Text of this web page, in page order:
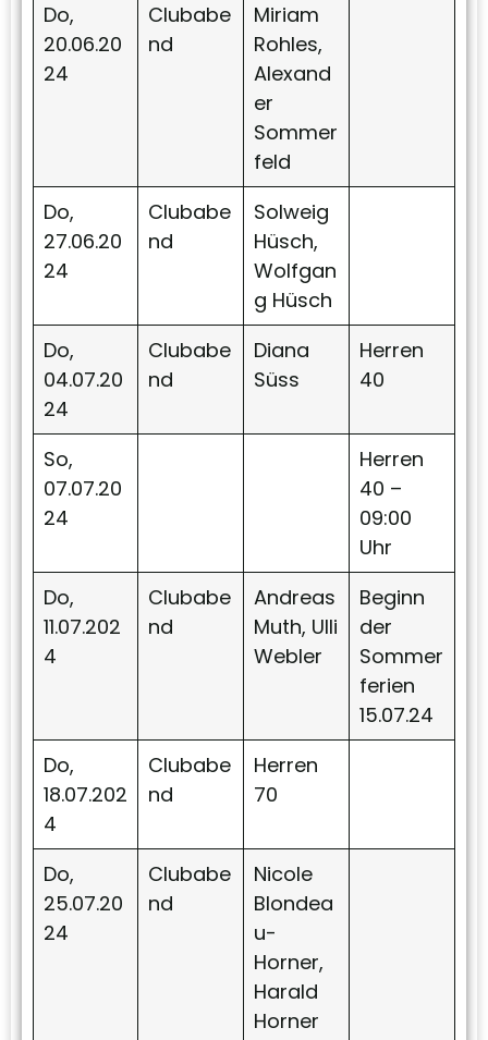
Do,
20.06.20
24
Clubabe
nd
Miriam
Rohles,
Alexand
er
Sommer
feld
Do,
27.06.20
24
Clubabe
nd
Solweig
Hüsch,
Wolfgan
g Hüsch
Do,
04.07.20
24
Clubabe
nd
Diana
Süss
Herren
40
So,
07.07.20
24
Herren
40 –
09:00
Uhr
Do,
11.07.202
4
Clubabe
nd
Andreas
Muth, Ulli
Webler
Beginn
der
Sommer
ferien
15.07.24
Do,
18.07.202
4
Clubabe
nd
Herren
70
Do,
25.07.20
24
Clubabe
nd
Nicole
Blondea
u-
Horner,
Harald
Horner